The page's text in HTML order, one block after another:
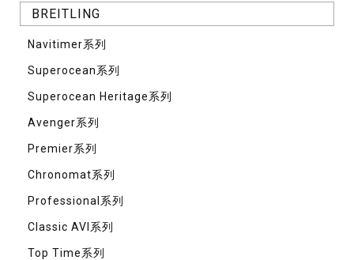
BREITLING
Navitimer系列
Superocean系列
Superocean Heritage系列
Avenger系列
Premier系列
Chronomat系列
Professional系列
Classic AVI系列
Top Time系列